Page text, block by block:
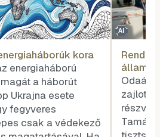
kora
energiaháború
a háborút
Ukrajna esete
fegyveres
csak a védekező
AI
voksot
Odaát,
zajlott
Tamás